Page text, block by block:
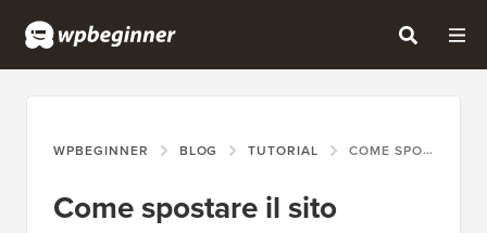
WPBEGINNER BLOG TUTORIAL COME SPOSTARE IL SITO GODADDY WEBSITE BUILDER SU WORDPRESS
Come spostare il sito